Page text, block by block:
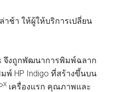
าช้า ให้ผู้ให้บริการเปลี่ยน
จึงถูกพัฒนาการพิมพ์ฉลาก
พ์ HP Indigo ที่สร้างขึ้นบน
X เครื่องแรก คุณภาพและ